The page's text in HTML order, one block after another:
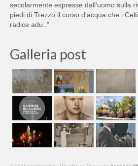
secolarmente espresse dall'uomo sulla
piedi di Trezzo il corso d'acqua che i
radice adu.."
Galleria post